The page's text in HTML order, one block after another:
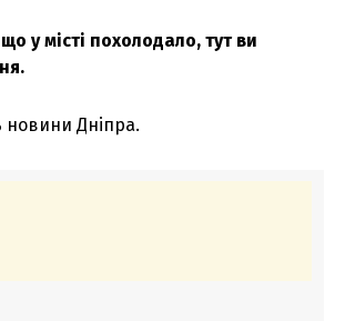
у місті похолодало, тут ви
новини Дніпра.